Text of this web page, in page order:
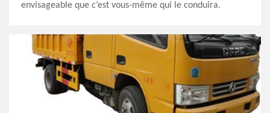
envisageable que c’est vous-même qui le conduira.